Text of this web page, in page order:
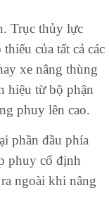
Trục thủy lực
của tất cả các
xe nâng thùng
hiệu từ bộ phận
phuy lên cao.
phần đầu phía
phuy cố định
ngoài khi nâng